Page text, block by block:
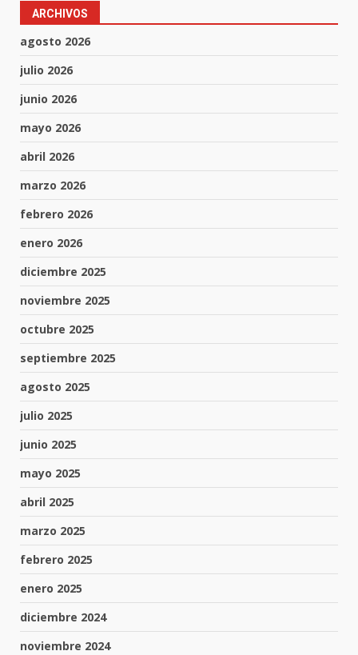
ARCHIVOS
agosto 2026
julio 2026
junio 2026
mayo 2026
abril 2026
marzo 2026
febrero 2026
enero 2026
diciembre 2025
noviembre 2025
octubre 2025
septiembre 2025
agosto 2025
julio 2025
junio 2025
mayo 2025
abril 2025
marzo 2025
febrero 2025
enero 2025
diciembre 2024
noviembre 2024